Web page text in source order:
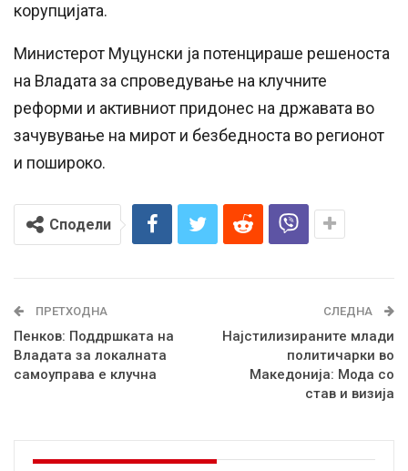
корупцијата.
Министерот Муцунски ја потенцираше решеноста
на Владата за спроведување на клучните
реформи и активниот придонес на државата во
зачувување на мирот и безбедноста во регионот
и пошироко.
Сподели
ПРЕТХОДНА
Пенков: Поддршката на
Владата за локалната
самоуправа е клучна
СЛЕДНА
Најстилизираните млади
политичарки во
Македонија: Мода со
став и визија